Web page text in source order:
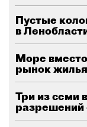
Пустые
в
Море
рынок
Три из семи
разрешений